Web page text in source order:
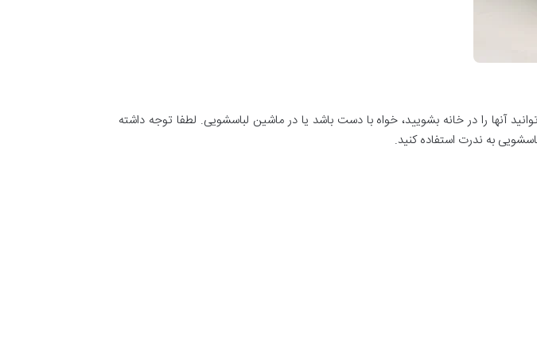
آنها را در خانه بشویید، خواه با دست باشد یا در ماشین لباسشویی. لطفا توجه داشته
به ندرت استفاده کنید.